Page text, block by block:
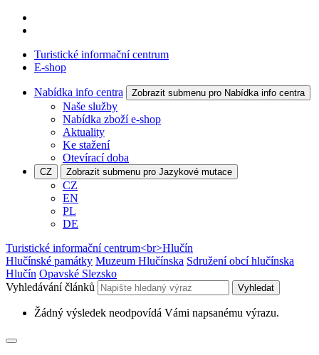
Turistické informační centrum
E-shop
Nabídka info centra Zobrazit submenu pro Nabídka info centra
Naše služby
Nabídka zboží e-shop
Aktuality
Ke stažení
Otevírací doba
CZ Zobrazit submenu pro Jazykové mutace
CZ
EN
PL
DE
Turistické informační centrum<br>Hlučín
Hlučínské památky Muzeum Hlučínska Sdružení obcí hlučínska
Hlučín Opavské Slezsko
Vyhledávání článků
Vyhledat
Žádný výsledek neodpovídá Vámi napsanému výrazu.